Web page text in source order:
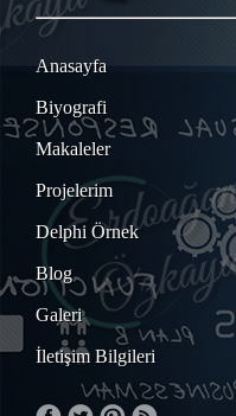
Anasayfa
Biyografi
Makaleler
Projelerim
Delphi Örnek
Blog
Galeri
İletişim Bilgileri